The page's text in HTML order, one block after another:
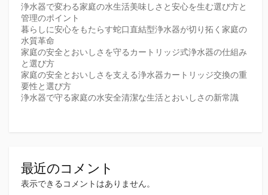
浄水器で変わる家庭の水生活美味しさと安心を生む選び方と
管理のポイント
暮らしに安心をもたらす蛇口直結型浄水器が切り拓く家庭の
水質革命
家庭の安全とおいしさを守るカートリッジ式浄水器の仕組み
と選び方
家庭の安全とおいしさを支える浄水器カートリッジ交換の重
要性と選び方
浄水器で守る家庭の水安全清潔な生活とおいしさの新常識
最近のコメント
表示できるコメントはありません。